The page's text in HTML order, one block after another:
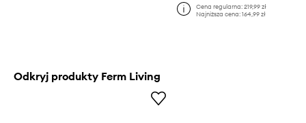
Cena regularna: 219,99 zł
Najniższa cena: 164,99 zł
Odkryj produkty Ferm Living